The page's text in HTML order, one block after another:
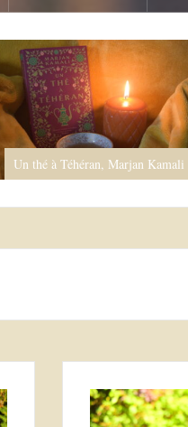
Aristote et Dante découvrent les
secrets de l’univers, Benjamin Alire
Saenz